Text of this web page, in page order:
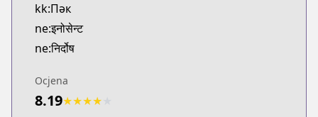
Book☆Walker
https://bookwalker.jp/series/16067/list
Official English
https://www.darkhorse.com/Books/3007-204/
kk:Пәк
ne:इनोसेन्ट
ne:निर्दोष
Ocjena
8.19★★★★